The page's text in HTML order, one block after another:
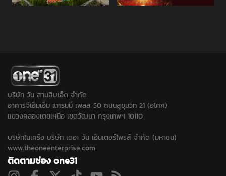
บริษัท วัน สามสิบเอ็ด จำกัด
อาคารจีเอ็มเอ็ม แกรมมี่ เพลส 50 ถนนสุขุมวิท 21 (อโศก)
แขวงคลองเตยเหนือ เขตวัฒนา กรุงเทพฯ 10110
บริษัทในเครือ บริษัท เดอะ วัน เอ็นเตอร์ไพรส์ จำกัด (มหาชน)
www.theoneenterprise.com
ติดตามช่อง one31